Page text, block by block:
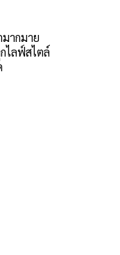
ากมาย
ไลฟ์สไตล์